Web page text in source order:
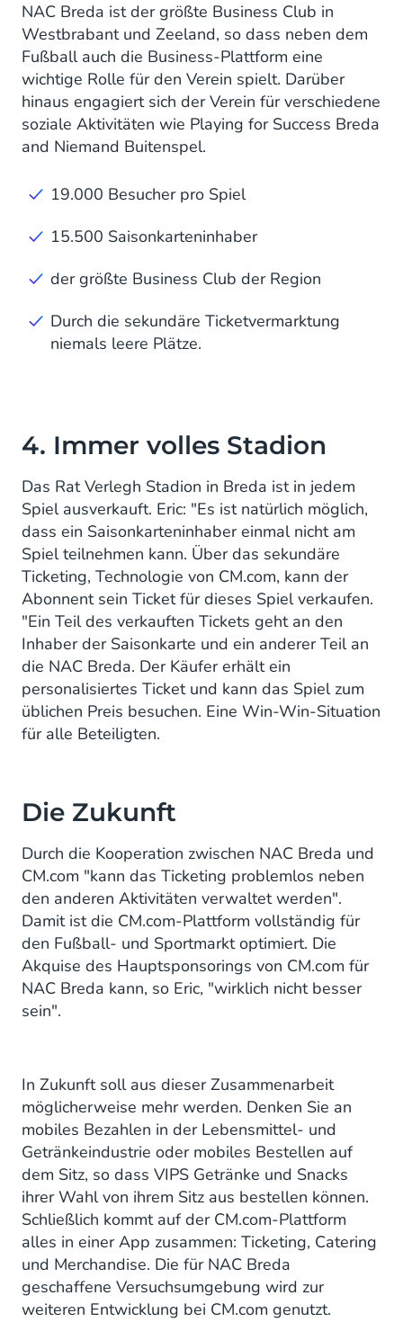
NAC Breda ist der größte Business Club in
Westbrabant und Zeeland, so dass neben dem
Fußball auch die Business-Plattform eine
wichtige Rolle für den Verein spielt. Darüber
hinaus engagiert sich der Verein für verschiedene
soziale Aktivitäten wie Playing for Success Breda
and Niemand Buitenspel.
19.000 Besucher pro Spiel
15.500 Saisonkarteninhaber
der größte Business Club der Region
Durch die sekundäre Ticketvermarktung
niemals leere Plätze.
4. Immer volles Stadion
Das Rat Verlegh Stadion in Breda ist in jedem
Spiel ausverkauft. Eric: "Es ist natürlich möglich,
dass ein Saisonkarteninhaber einmal nicht am
Spiel teilnehmen kann. Über das sekundäre
Ticketing, Technologie von CM.com, kann der
Abonnent sein Ticket für dieses Spiel verkaufen.
"Ein Teil des verkauften Tickets geht an den
Inhaber der Saisonkarte und ein anderer Teil an
die NAC Breda. Der Käufer erhält ein
personalisiertes Ticket und kann das Spiel zum
üblichen Preis besuchen. Eine Win-Win-Situation
für alle Beteiligten.
Die Zukunft
Durch die Kooperation zwischen NAC Breda und
CM.com "kann das Ticketing problemlos neben
den anderen Aktivitäten verwaltet werden".
Damit ist die CM.com-Plattform vollständig für
den Fußball- und Sportmarkt optimiert. Die
Akquise des Hauptsponsorings von CM.com für
NAC Breda kann, so Eric, "wirklich nicht besser
sein".
In Zukunft soll aus dieser Zusammenarbeit
möglicherweise mehr werden. Denken Sie an
mobiles Bezahlen in der Lebensmittel- und
Getränkeindustrie oder mobiles Bestellen auf
dem Sitz, so dass VIPS Getränke und Snacks
ihrer Wahl von ihrem Sitz aus bestellen können.
Schließlich kommt auf der CM.com-Plattform
alles in einer App zusammen: Ticketing, Catering
und Merchandise. Die für NAC Breda
geschaffene Versuchsumgebung wird zur
weiteren Entwicklung bei CM.com genutzt.